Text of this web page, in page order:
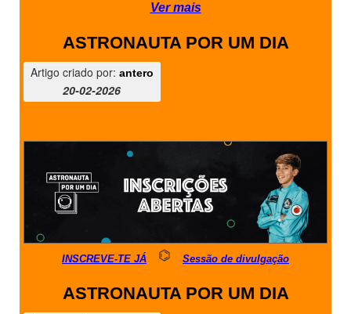
Ver mais
ASTRONAUTA POR UM DIA
Artigo criado por: antero
20-02-2026
INSCREVE-TE JÁ ⌬ Sessão de divulgação
ASTRONAUTA POR UM DIA